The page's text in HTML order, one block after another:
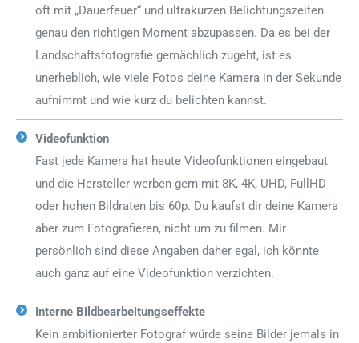
oft mit „Dauerfeuer“ und ultrakurzen Belichtungszeiten
genau den richtigen Moment abzupassen. Da es bei der
Landschaftsfotografie gemächlich zugeht, ist es
unerheblich, wie viele Fotos deine Kamera in der Sekunde
aufnimmt und wie kurz du belichten kannst.
Videofunktion
Fast jede Kamera hat heute Videofunktionen eingebaut
und die Hersteller werben gern mit 8K, 4K, UHD, FullHD
oder hohen Bildraten bis 60p. Du kaufst dir deine Kamera
aber zum Fotografieren, nicht um zu filmen. Mir
persönlich sind diese Angaben daher egal, ich könnte
auch ganz auf eine Videofunktion verzichten.
Interne Bildbearbeitungseffekte
Kein ambitionierter Fotograf würde seine Bilder jemals in